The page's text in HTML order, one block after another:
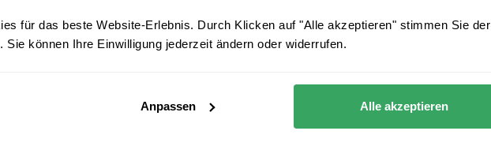
für das beste Website-Erlebnis. Durch Klicken auf "Alle akzeptieren" stimmen Sie der
Sie können Ihre Einwilligung jederzeit ändern oder widerrufen.
Anpassen Alle akzeptieren
überwachen
Windows-Umgebungen Einstellungen und
Sicherheitsperspektive potenziell eine